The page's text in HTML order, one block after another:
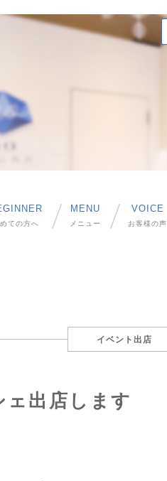
ての方へ
MENU
メニュー
VOICE
お客様の声
イベント出店
ェ出店します